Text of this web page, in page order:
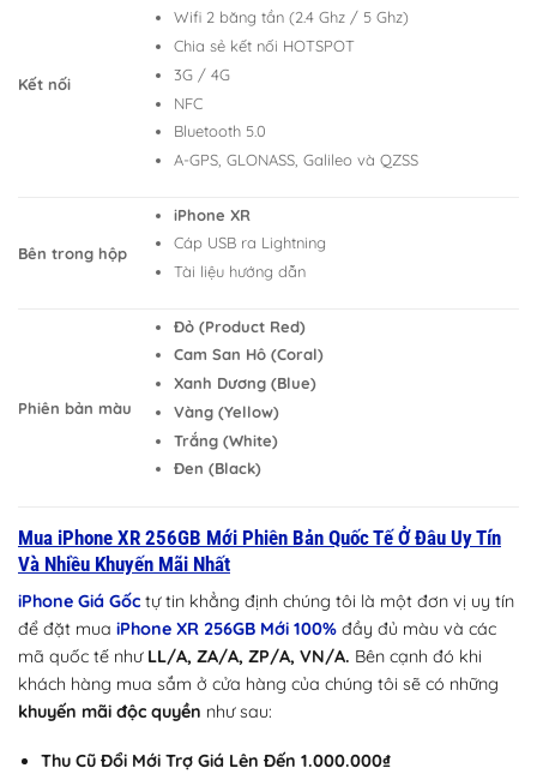
Kết nối
Wifi 2 băng tần (2.4 Ghz / 5 Ghz)
Chia sẻ kết nối HOTSPOT
3G / 4G
NFC
Bluetooth 5.0
A-GPS, GLONASS, Galileo và QZSS
Bên trong hộp
iPhone XR
Cáp USB ra Lightning
Tài liệu hướng dẫn
Phiên bản màu
Đỏ (Product Red)
Cam San Hô (Coral)
Xanh Dương (Blue)
Vàng (Yellow)
Trắng (White)
Đen (Black)
Mua iPhone XR 256GB Mới Phiên Bản Quốc Tế Ở Đâu Uy Tín
Và Nhiều Khuyến Mãi Nhất
iPhone Giá Gốc tự tin khẳng định chúng tôi là một đơn vị uy tín
để đặt mua iPhone XR 256GB Mới 100% đầy đủ màu và các
mã quốc tế như LL/A, ZA/A, ZP/A, VN/A. Bên cạnh đó khi
khách hàng mua sắm ở cửa hàng của chúng tôi sẽ có những
khuyến mãi độc quyền như sau:
Thu Cũ Đổi Mới Trợ Giá Lên Đến 1.000.000₫